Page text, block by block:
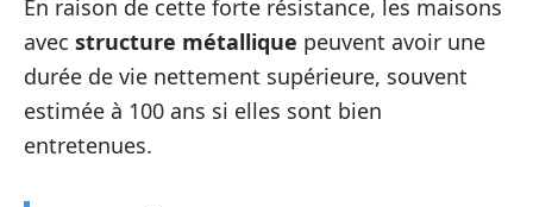
En raison de cette forte résistance, les maisons
avec structure métallique peuvent avoir une
durée de vie nettement supérieure, souvent
estimée à 100 ans si elles sont bien
entretenues.